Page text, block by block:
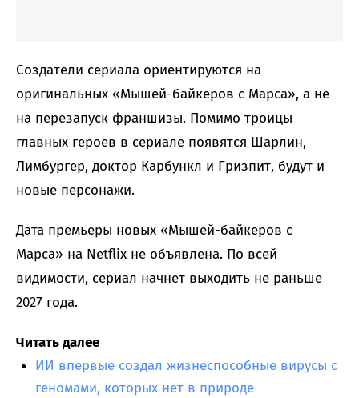
Создатели сериала ориентируются на
оригинальных «Мышей-байкеров с Марса», а не
на перезапуск франшизы. Помимо троицы
главных героев в сериале появятся Шарлин,
Лимбургер, доктор Карбункл и Гризпит, будут и
новые персонажи.
Дата премьеры новых «Мышей-байкеров с
Марса» на Netflix не объявлена. По всей
видимости, сериал начнет выходить не раньше
2027 года.
Читать далее
ИИ впервые создал жизнеспособные вирусы с
геномами, которых нет в природе